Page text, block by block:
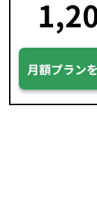
月額プラン